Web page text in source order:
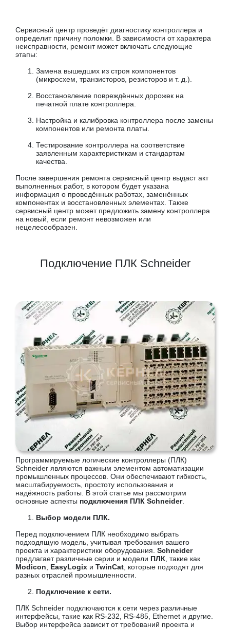
Сервисный центр проведёт диагностику контроллера и
определит причину поломки. В зависимости от характера
неисправности, ремонт может включать следующие
этапы:
Замена вышедших из строя компонентов
(микросхем, транзисторов, резисторов и т. д.).
Восстановление повреждённых дорожек на
печатной плате контроллера.
Настройка и калибровка контроллера после замены
компонентов или ремонта платы.
Тестирование контроллера на соответствие
заявленным характеристикам и стандартам
качества.
После завершения ремонта сервисный центр выдаст акт
выполненных работ, в котором будет указана
информация о проведённых работах, заменённых
компонентах и восстановленных элементах. Также
сервисный центр может предложить замену контроллера
на новый, если ремонт невозможен или
нецелесообразен.
Подключение ПЛК Schneider
Программируемые логические контроллеры (ПЛК)
Schneider являются важным элементом автоматизации
промышленных процессов. Они обеспечивают гибкость,
масштабируемость, простоту использования и
надёжность работы. В этой статье мы рассмотрим
основные аспекты подключения ПЛК Schneider.
Выбор модели ПЛК.
Перед подключением ПЛК необходимо выбрать
подходящую модель, учитывая требования вашего
проекта и характеристики оборудования. Schneider
предлагает различные серии и модели ПЛК , такие как
Modicon
EasyLogix и TwinCat , которые подходят для
разных отраслей промышленности.
Подключение к сети.
ПЛК Schneider подключаются к сети через различные
интерфейсы, такие как RS-232, RS-485, Ethernet и другие.
Выбор интерфейса зависит от требований проекта и